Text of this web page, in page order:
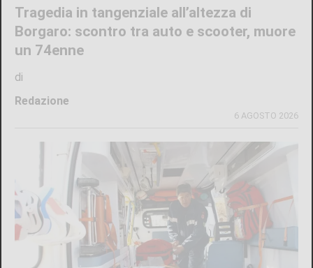
Tragedia in tangenziale all’altezza di
Borgaro: scontro tra auto e scooter, muore
un 74enne
di
Redazione
6 AGOSTO 2026